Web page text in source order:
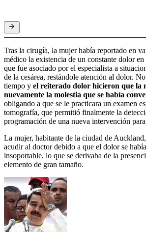
Tras la cirugía, la mujer había reportado en
médico la existencia de un constante dolor
que fue asociado por el especialista a
de la cesárea, restándole atención al dolor.
tiempo y el reiterado dolor hicieron que la
nuevamente la molestia que se había
obligando a que se le practicara un examen
tomografía, que permitió finalmente la
programación de una nueva intervención
La mujer, habitante de la ciudad de
acudir al doctor debido a que el dolor se
insoportable, lo que se derivaba de la
elemento de gran tamaño.